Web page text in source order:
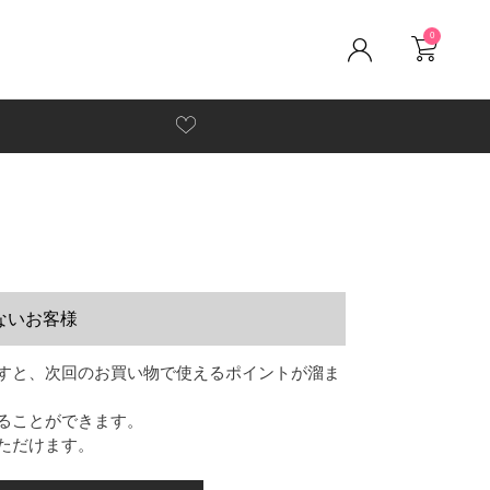
0
いお客様
と、次回のお買い物で使えるポイントが溜ま
ことができます。
だけます。